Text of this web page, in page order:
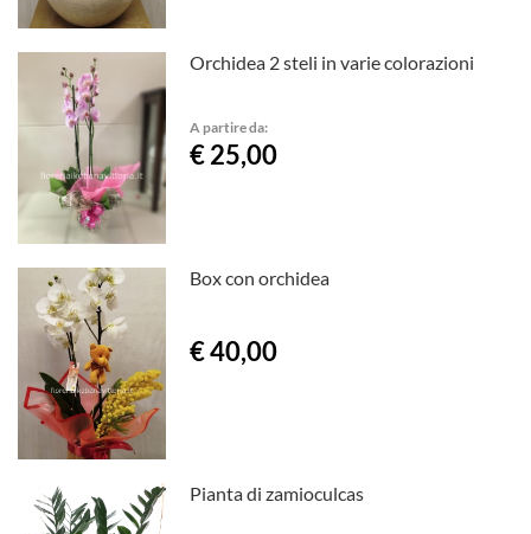
Orchidea 2 steli in varie colorazioni
A partire da:
€ 25,00
Box con orchidea
€ 40,00
Pianta di zamioculcas